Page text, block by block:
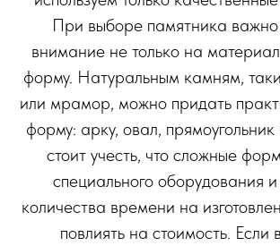
При выборе памятника важно
внимание не только на
форму. Натуральным камням,
или мрамор, можно придать
форму: арку, овал,
стоит учесть, что сложные
специального оборудования
количества времени на
повлиять на стоимость. Если